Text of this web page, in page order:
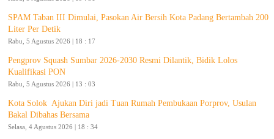
SPAM Taban III Dimulai, Pasokan Air Bersih Kota Padang Bertambah 200
Liter Per Detik
Rabu, 5 Agustus 2026 | 18 : 17
Pengprov Squash Sumbar 2026-2030 Resmi Dilantik, Bidik Lolos
Kualifikasi PON
Rabu, 5 Agustus 2026 | 13 : 03
Kota Solok Ajukan Diri jadi Tuan Rumah Pembukaan Porprov, Usulan
Bakal Dibahas Bersama
Selasa, 4 Agustus 2026 | 18 : 34